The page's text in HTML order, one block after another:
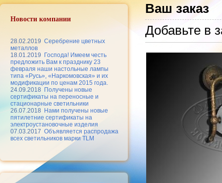
Новости компании
28.02.2019 Серебрение цветных
металлов
18.01.2019
Господа! Имеем честь
предложить Вам к празднику 23
февраля наши настольные лампы
типа «Русь», «Наркомовская» и их
модификации по ценам 2015 года.
24.09.2018
Получены новые
сертификаты на переносные и
стационарные светильники
26.07.2018
Нами получены новые
пятилетние сертификаты на
электроустановочные изделия
07.03.2017 Объявляется распродажа
всех светильников марки TLM
Ваш заказ
Добавьте в